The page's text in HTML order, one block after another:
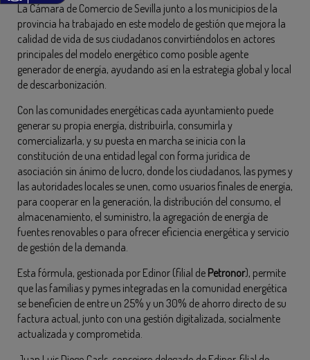
La Cámara de Comercio de Sevilla junto a los municipios de la
provincia ha trabajado en este modelo de gestión que mejora la
calidad de vida de sus ciudadanos convirtiéndolos en actores
principales del modelo energético como posible agente
generador de energía, ayudando así en la estrategia global y local
de descarbonización.
Con las comunidades energéticas cada ayuntamiento puede
generar su propia energía, distribuirla, consumirla y
comercializarla, y su puesta en marcha se inicia con la
constitución de una entidad legal con forma jurídica de
asociación sin ánimo de lucro, donde los ciudadanos, las pymes y
las autoridades locales se unen, como usuarios finales de energía,
para cooperar en la generación, la distribución del consumo, el
almacenamiento, el suministro, la agregación de energía de
fuentes renovables o para ofrecer eficiencia energética y servicio
de gestión de la demanda.
Esta fórmula, gestionada por Edinor (filial de Petronor), permite
que las familias y pymes integradas en la comunidad energética
se beneficien de entre un 25% y un 30% de ahorro directo de su
factura actual, junto con una gestión digitalizada, socialmente
actualizada y comprometida.